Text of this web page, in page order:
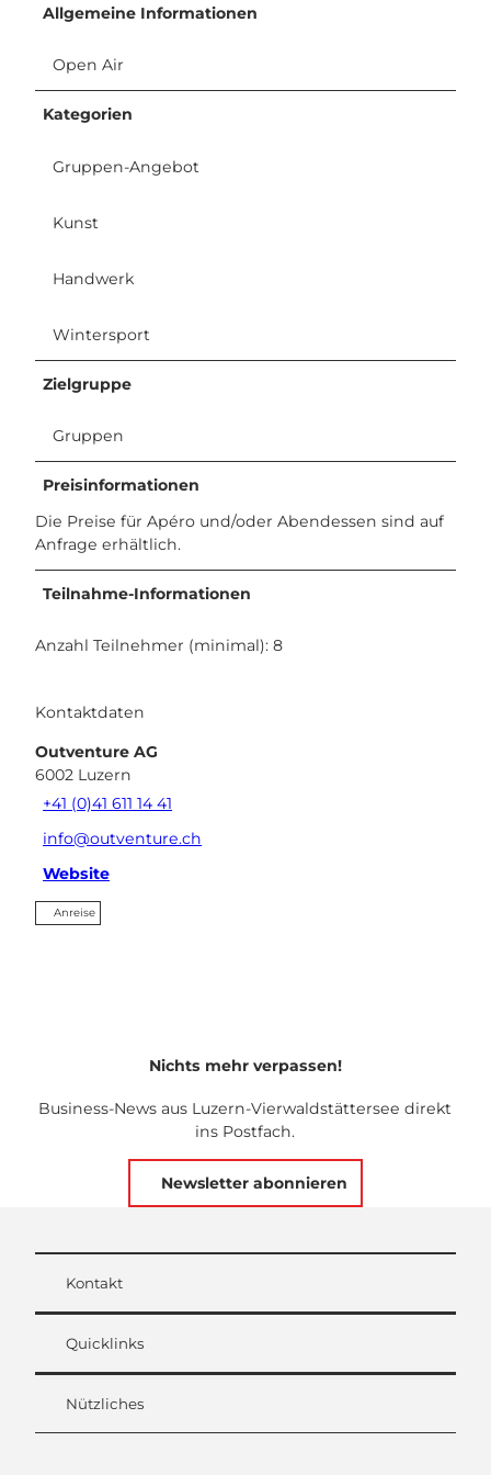
Allgemeine Informationen
Open Air
Kategorien
Gruppen-Angebot
Kunst
Handwerk
Wintersport
Zielgruppe
Gruppen
Preisinformationen
Die Preise für Apéro und/oder Abendessen sind auf
Anfrage erhältlich.
Teilnahme-Informationen
Anzahl Teilnehmer (minimal): 8
Kontaktdaten
Outventure AG
6002 Luzern
+41 (0)41 611 14 41
info@outventure.ch
Website
Anreise
Nichts mehr verpassen!
Business-News aus Luzern-Vierwaldstättersee direkt
ins Postfach.
Newsletter abonnieren
Kontakt
Quicklinks
Nützliches